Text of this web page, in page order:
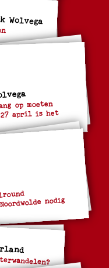
Wolvega
op moeten
27 april is het
nodig